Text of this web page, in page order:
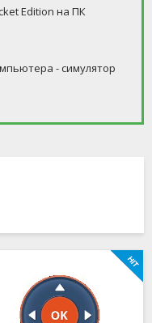
Edition на ПК
- симулятор